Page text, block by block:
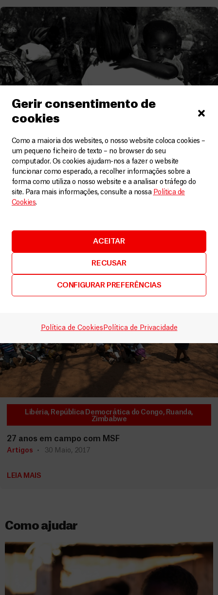
Gerir consentimento de
cookies
Como a maioria dos websites, o nosso website coloca cookies –
um pequeno ficheiro de texto – no browser do seu
computador. Os cookies ajudam-nos a fazer o website
funcionar como esperado, a recolher informações sobre a
forma como utiliza o nosso website e a analisar o tráfego do
site. Para mais informações, consulte a nossa Política de
Cookies.
ACEITAR
RECUSAR
CONFIGURAR PREFERÊNCIAS
Política de Cookies Política de Privacidade
Ruanda
Ruanda: 20 anos depois do genocídio
Artigos
Libéria, República Democrática do Congo, Ruanda,
Zimbabwe
27 anos em campo com MSF
Artigos 30 Maio, 2017
LEIA MAIS
Como ajudar